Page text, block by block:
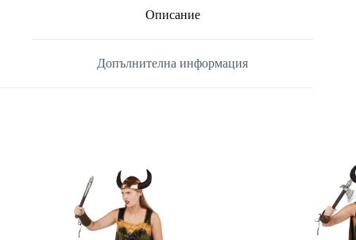
Описание
Допълнителна информация